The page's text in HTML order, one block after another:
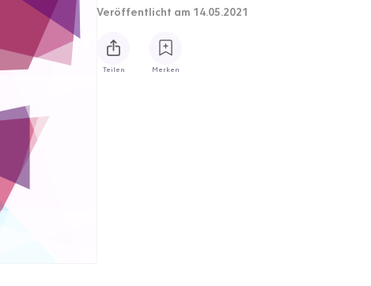
Veröffentlicht am 14.05.2021
Teilen Merken